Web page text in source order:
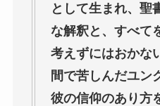
として生まれ、聖
な解釈と、すべて
考えずにはおかな
間で苦しんだユン
彼の信仰のあり方